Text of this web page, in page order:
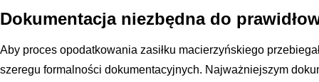
Dokumentacja niezbędna do
Aby proces opodatkowania zasiłku macierzyńskiego
szeregu formalności dokumentacyjnych. Najważniejszym